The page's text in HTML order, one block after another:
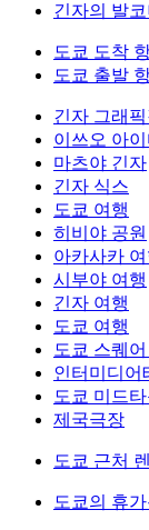
긴자의 발
도쿄 도착
도쿄 출발
긴자 그래픽
이쓰오 아
마츠야 긴자
긴자 식스
도쿄 여행
히비야 공원
아카사카 여
시부야 여행
긴자 여행
도쿄 여행
도쿄 스퀘
인터미디어
도쿄 미드
제국극장
도쿄 근처
도쿄의 휴